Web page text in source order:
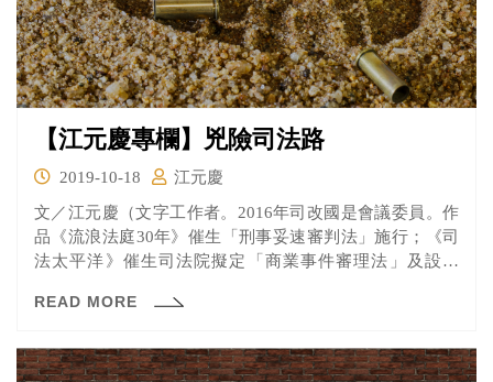
【江元慶專欄】兇險司法路
2019-10-18
江元慶
文／江元慶（文字工作者。2016年司改國是會議委員。作
品《流浪法庭30年》催生「刑事妥速審判法」施行；《司
法太平洋》催生司法院擬定「商業事件審理法」及設置
READ MORE